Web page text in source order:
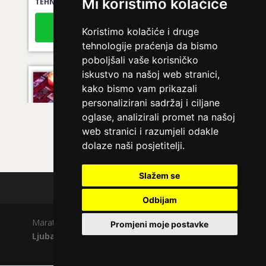
Mi koristimo kolačiće
Koristimo kolačiće i druge
tehnologije praćenja da bismo
poboljšali vaše korisničko
iskustvo na našoj web stranici,
kako bismo vam prikazali
personalizirani sadržaj i ciljane
oglase, analizirali promet na našoj
web stranici i razumjeli odakle
dolaze naši posjetitelji.
Slažem se
Odbijam
Promjeni moje postavke
tel:0,93€ - mob:1,12€ min
LUCIJA
Ljubavni savjetnik je zauzet
spajanje partnera
Broj tel: 064/600-600
tel:0,93€ - mob:1,12€ min
EVITA/ Kod 52
Ljubavni savjetnik je slobodan
Polica privatnosti
Maratela mreže d.o.o., 072700700, +18 Copyright Ⓒ
Ljubavno.com| Usluge smiju koristiti osobe starije